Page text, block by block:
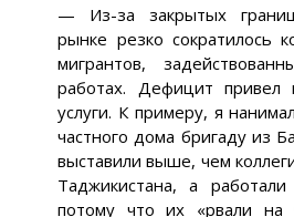
— Из-за закрытых
рынке резко сократилось
мигрантов,
работах. Дефицит
услуги. К примеру, я
частного дома бригаду из
выставили выше, чем
Таджикистана, а
потому что их «рвали на